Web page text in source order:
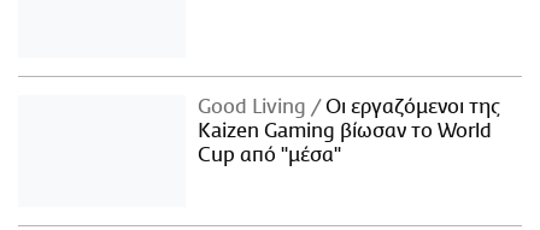
Good Living
Οι εργαζόμενοι της
Kaizen Gaming βίωσαν το World
Cup από "μέσα"